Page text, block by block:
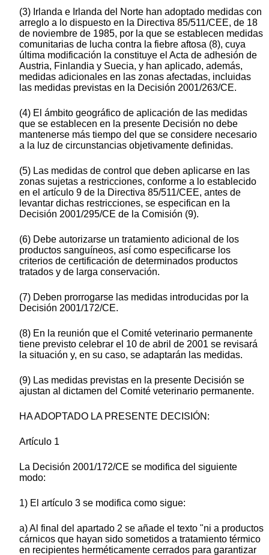
(3) Irlanda e Irlanda del Norte han adoptado medidas con
arreglo a lo dispuesto en la Directiva 85/511/CEE, de 18
de noviembre de 1985, por la que se establecen medidas
comunitarias de lucha contra la fiebre aftosa (8), cuya
última modificación la constituye el Acta de adhesión de
Austria, Finlandia y Suecia, y han aplicado, además,
medidas adicionales en las zonas afectadas, incluidas
las medidas previstas en la Decisión 2001/263/CE.
(4) El ámbito geográfico de aplicación de las medidas
que se establecen en la presente Decisión no debe
mantenerse más tiempo del que se considere necesario
a la luz de circunstancias objetivamente definidas.
(5) Las medidas de control que deben aplicarse en las
zonas sujetas a restricciones, conforme a lo establecido
en el artículo 9 de la Directiva 85/511/CEE, antes de
levantar dichas restricciones, se especifican en la
Decisión 2001/295/CE de la Comisión (9).
(6) Debe autorizarse un tratamiento adicional de los
productos sanguíneos, así como especificarse los
criterios de certificación de determinados productos
tratados y de larga conservación.
(7) Deben prorrogarse las medidas introducidas por la
Decisión 2001/172/CE.
(8) En la reunión que el Comité veterinario permanente
tiene previsto celebrar el 10 de abril de 2001 se revisará
la situación y, en su caso, se adaptarán las medidas.
(9) Las medidas previstas en la presente Decisión se
ajustan al dictamen del Comité veterinario permanente.
HA ADOPTADO LA PRESENTE DECISIÓN:
Artículo 1
La Decisión 2001/172/CE se modifica del siguiente
modo:
1) El artículo 3 se modifica como sigue:
a) Al final del apartado 2 se añade el texto "ni a productos
cárnicos que hayan sido sometidos a tratamiento térmico
en recipientes herméticamente cerrados para garantizar